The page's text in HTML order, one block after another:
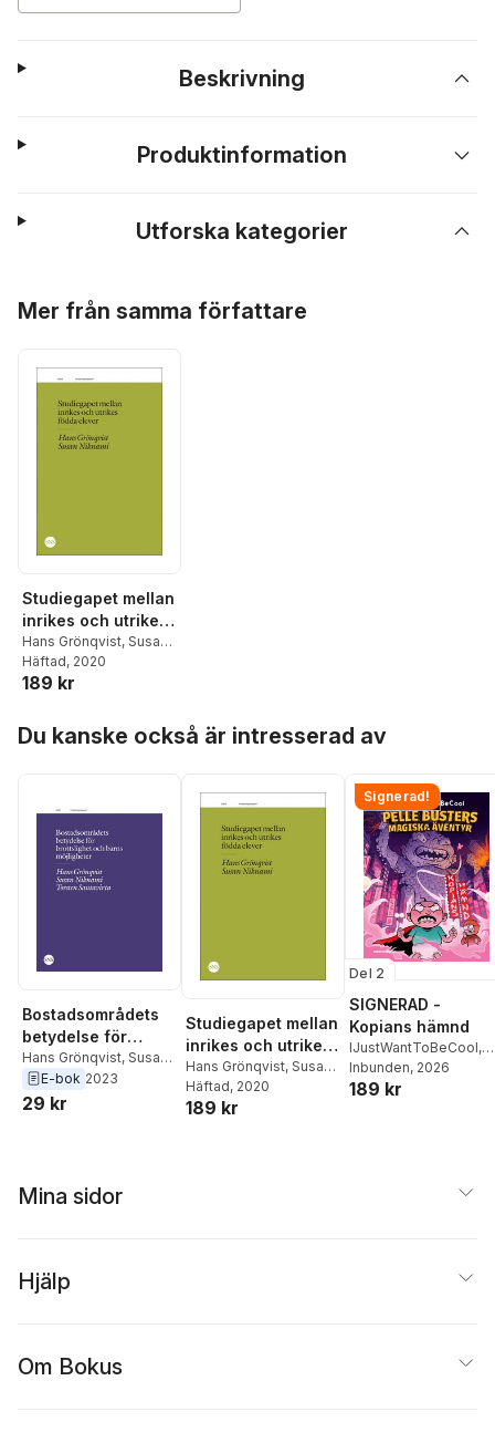
Beskrivning
Produktinformation
Utforska kategorier
Mer från samma författare
Studiegapet mellan
inrikes och utrikes
födda elever
Hans Grönqvist, Susan
Niknami
Häftad, 2020
189 kr
Du kanske också är intresserad av
Bostadsområdets
betydelse för
brottslighet och
barns möjligheter
Hans Grönqvist, Susan
Niknami, Torsten
Santavirta
E-bok 2023
29 kr
Studiegapet mellan
inrikes och utrikes
födda elever
Hans Grönqvist, Susan
Niknami
Häftad, 2020
189 kr
Signerad!
Del 2
SIGNERAD -
Kopians hämnd
IJustWantToBeCool,
Joel Adolphson
Ejdemo Beer
Inbunden, 2026
189 kr
Mina sidor
Hjälp
Om Bokus